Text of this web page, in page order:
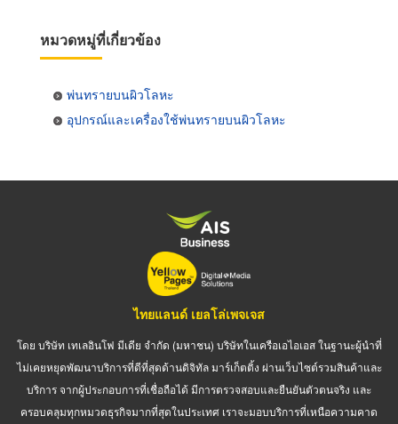
หมวดหมู่ที่เกี่ยวข้อง
พ่นทรายบนผิวโลหะ
อุปกรณ์และเครื่องใช้พ่นทรายบนผิวโลหะ
ไทยแลนด์ เยลโล่เพจเจส
โดย บริษัท เทเลอินโฟ มีเดีย จำกัด (มหาชน) บริษัทในเครือเอไอเอส ในฐานะผู้นำที่
ไม่เคยหยุดพัฒนาบริการที่ดีที่สุดด้านดิจิทัล มาร์เก็ตติ้ง ผ่านเว็บไซต์รวมสินค้าและ
บริการ จากผู้ประกอบการที่เชื่อถือได้ มีการตรวจสอบและยืนยันตัวตนจริง และ
ครอบคลุมทุกหมวดธุรกิจมากที่สุดในประเทศ เราจะมอบบริการที่เหนือความคาด